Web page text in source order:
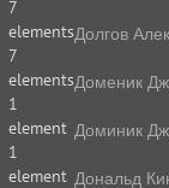
7
elements
7
elements
1
element
1
element
Долгов
Доменик
Доминик
Дональд